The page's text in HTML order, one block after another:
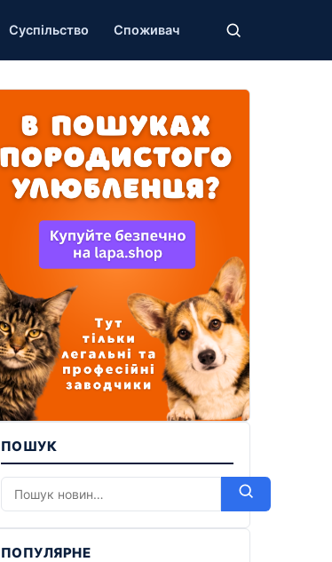
Суспільство Споживач
ПОШУК
ПОПУЛЯРНЕ